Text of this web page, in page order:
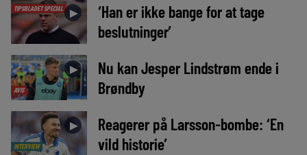
TIPSBLADET SPECIAL ►
‘Han er ikke bange for at tage
beslutninger’
AVIS
►
Nu kan Jesper Lindstrøm ende i
Brøndby
INTERVIEW
►
Reagerer på Larsson-bombe: ‘En
vild historie’